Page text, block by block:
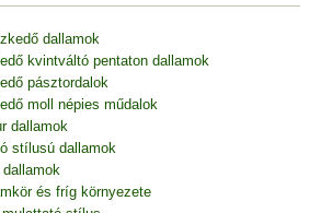
dallamok
kvintváltó pentaton dallamok
pásztordalok
moll népies műdalok
dallamok
stílusú dallamok
és fríg környezete